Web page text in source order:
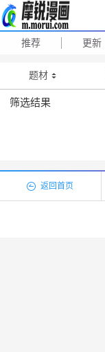
推荐 更新
题材
筛选结果
返回首页